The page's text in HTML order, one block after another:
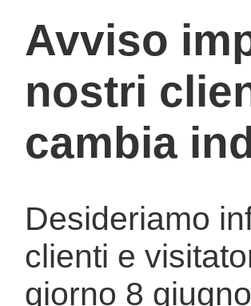
Avviso
nostri
cambia
Desideriamo
clienti e
giorno 8